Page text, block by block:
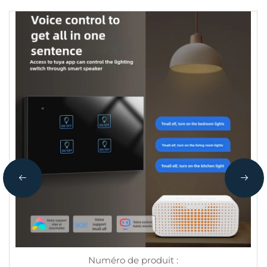
Numéro de produit :